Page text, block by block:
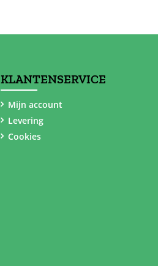
KLANTENSERVICE
Mijn account
Levering
Cookies